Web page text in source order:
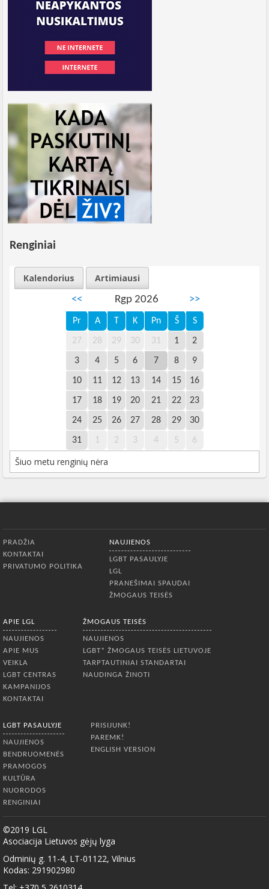
Renginiai
Kalendorius
Artimiausi
<<
Rgp 2026 >>
Pr A T K Pn Š S
27 28 29 30 31 1 2
3 4 5 6 7 8 9
10 11 12 13 14 15 16
17 18 19 20 21 22 23
24 25 26 27 28 29 30
31 1 2 3 4 5 6
Šiuo metu renginių nėra
PRADŽIA
KONTAKTAI
PRIVATUMO POLITIKA
NAUJIENOS
LGBT PASAULYJE
LGL
PRANEŠIMAI SPAUDAI
ŽMOGAUS TEISĖS
APIE LGL
NAUJIENOS
APIE MUS
VEIKLA
LGBT CENTRAS
KAMPANIJOS
KONTAKTAI
ŽMOGAUS TEISĖS
NAUJIENOS
LGBT* ŽMOGAUS TEISĖS LIETUVOJE
TARPTAUTINIAI STANDARTAI
NAUDINGA ŽINOTI
LGBT PASAULYJE
NAUJIENOS
BENDRUOMENĖS
PRAMOGOS
KULTŪRA
NUORODOS
RENGINIAI
PRISIJUNK!
PAREMK!
ENGLISH VERSION
©2019 LGL
Asociacija Lietuvos gėjų lyga
Odminių g. 11-4, LT-01122, Vilnius
Kodas: 291902980